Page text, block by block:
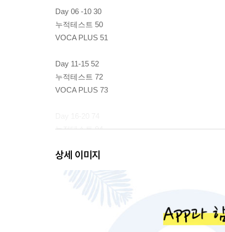
Day 06 -10 30
누적테스트 50
VOCA PLUS 51
Day 11-15 52
누적테스트 72
VOCA PLUS 73
누적테스트 94
Day 21-25 96
누적테스트 116
VOCA PLUS 117
상세 이미지